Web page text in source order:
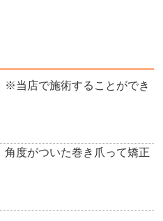
※当店で施術することができ
角度がついた巻き爪って矯正